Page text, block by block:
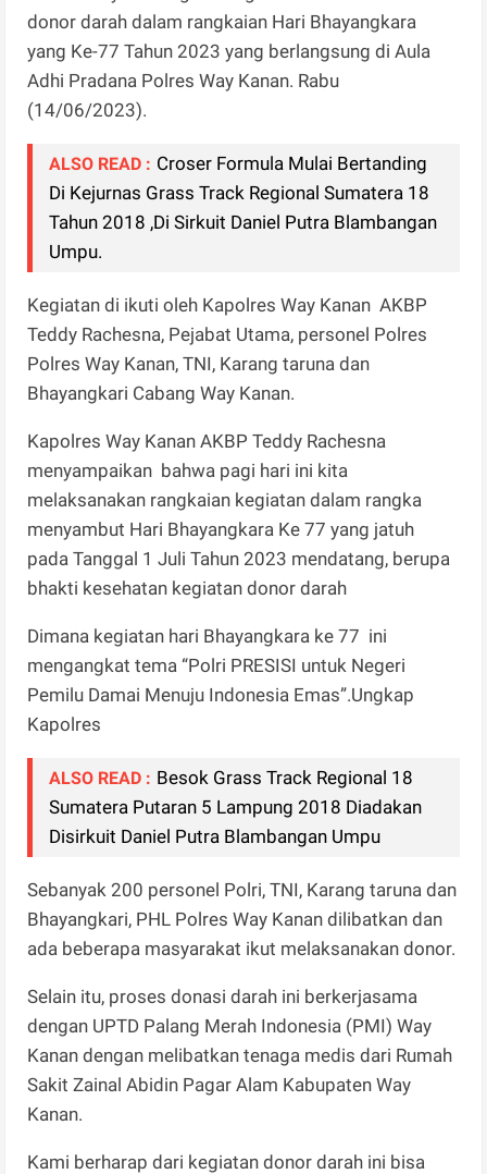
donor darah dalam rangkaian Hari Bhayangkara
yang Ke-77 Tahun 2023 yang berlangsung di Aula
Adhi Pradana Polres Way Kanan. Rabu
(14/06/2023).
ALSO READ : Croser Formula Mulai Bertanding
Di Kejurnas Grass Track Regional Sumatera 18
Tahun 2018 ,Di Sirkuit Daniel Putra Blambangan
Umpu.
Kegiatan di ikuti oleh Kapolres Way Kanan AKBP
Teddy Rachesna, Pejabat Utama, personel Polres
Polres Way Kanan, TNI, Karang taruna dan
Bhayangkari Cabang Way Kanan.
Kapolres Way Kanan AKBP Teddy Rachesna
menyampaikan bahwa pagi hari ini kita
melaksanakan rangkaian kegiatan dalam rangka
menyambut Hari Bhayangkara Ke 77 yang jatuh
pada Tanggal 1 Juli Tahun 2023 mendatang, berupa
bhakti kesehatan kegiatan donor darah
Dimana kegiatan hari Bhayangkara ke 77 ini
mengangkat tema “Polri PRESISI untuk Negeri
Pemilu Damai Menuju Indonesia Emas”.Ungkap
Kapolres
ALSO READ : Besok Grass Track Regional 18
Sumatera Putaran 5 Lampung 2018 Diadakan
Disirkuit Daniel Putra Blambangan Umpu
Sebanyak 200 personel Polri, TNI, Karang taruna dan
Bhayangkari, PHL Polres Way Kanan dilibatkan dan
ada beberapa masyarakat ikut melaksanakan donor.
Selain itu, proses donasi darah ini berkerjasama
dengan UPTD Palang Merah Indonesia (PMI) Way
Kanan dengan melibatkan tenaga medis dari Rumah
Sakit Zainal Abidin Pagar Alam Kabupaten Way
Kanan.
Kami berharap dari kegiatan donor darah ini bisa